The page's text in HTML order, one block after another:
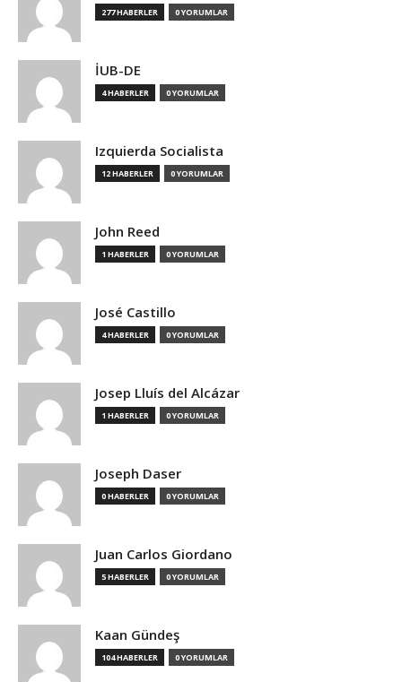
277 HABERLER 0 YORUMLAR
İUB-DE
4 HABERLER 0 YORUMLAR
Izquierda Socialista
12 HABERLER 0 YORUMLAR
John Reed
1 HABERLER 0 YORUMLAR
José Castillo
4 HABERLER 0 YORUMLAR
Josep Lluís del Alcázar
1 HABERLER 0 YORUMLAR
Joseph Daser
0 HABERLER 0 YORUMLAR
Juan Carlos Giordano
5 HABERLER 0 YORUMLAR
Kaan Gündeş
104 HABERLER 0 YORUMLAR